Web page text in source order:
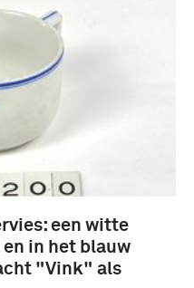
(6)
(6)
een witte
in het blauw
"Vink" als